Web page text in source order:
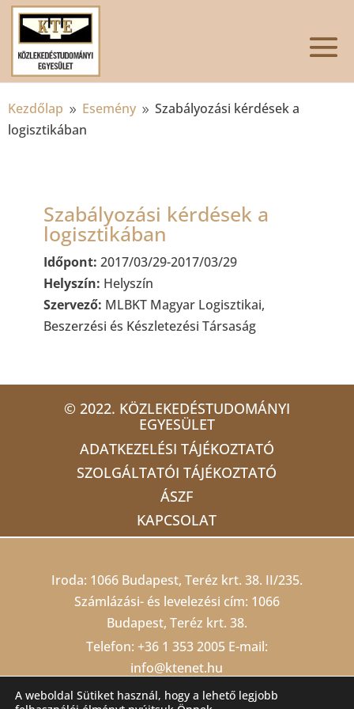
Kezdőlap 9 Esemény 9 Szabályozási kérdések a
logisztikában
Szabályozási kérdések a
logisztikában
Időpont: 2017/03/29-2017/03/29
Helyszín: Helyszín
Szervező: MLBKT Magyar Logisztikai,
Beszerzési és Készletezési Társaság
© 2022. KÖZLEKEDÉSTUDOMÁNYI
EGYESÜLET
ADATKEZELÉSI TÁJÉKOZTATÓ
SZOLGÁLTATÓI TÁJÉKOZTATÓ
ÁSZF
KAPCSOLAT
Iroda: 1066 Budapest, Teréz krt. 38. II/235.
Számlázási- és levelezési cím: 1066
Budapest, Teréz krt. 38.
Telefon: +36 1 353 2005 E-mail:
info@ktenet.hu
Adószám: 19815709-2-42 Cégjegyzékszám:
A weboldal Sütiket használ, hogy a lehető legjobb